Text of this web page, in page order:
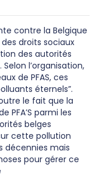
contre la Belgique
droits sociaux
des autorités
Selon l’organisation,
de PFAS, ces
éternels”.
le fait que la
PFA’S parmi les
belges
cette pollution
décennies mais
pour gérer ce